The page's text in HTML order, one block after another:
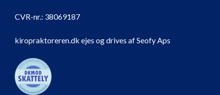
CVR-nr.: 38069187
kiropraktoreren.dk ejes og drives af Seofy Aps